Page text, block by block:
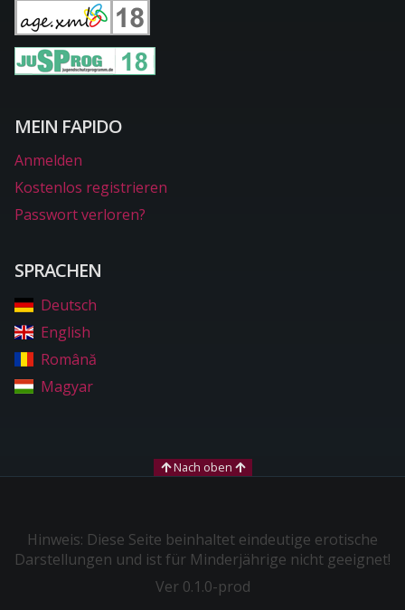
MEIN FAPIDO
Anmelden
Kostenlos registrieren
Passwort verloren?
SPRACHEN
Deutsch
English
Română
Magyar
Nach oben
Hinweis: Diese Seite beinhaltet eindeutige erotische
Darstellungen und ist für Minderjährige nicht geeignet!
Ver 0.1.0-prod